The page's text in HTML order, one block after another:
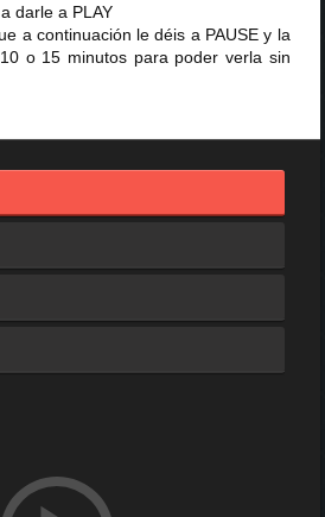
darle a PLAY
a continuación le déis a PAUSE y la
o 15 minutos para poder verla sin